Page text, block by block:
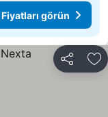
Fiyatları görün
Paylaş